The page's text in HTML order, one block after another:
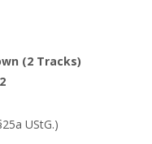
(2 Tracks)
UStG.)